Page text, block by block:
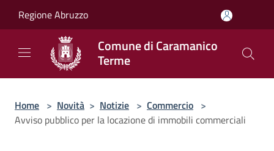
Regione Abruzzo
Comune di Caramanico
Terme
Home > Novità > Notizie > Commercio >
Avviso pubblico per la locazione di immobili commerciali